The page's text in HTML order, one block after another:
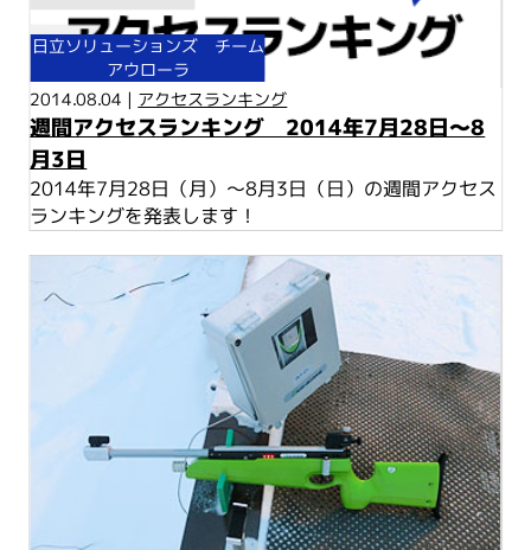
日立ソリューションズ チーム
アウローラ
2014.08.04 | アクセスランキング
週間アクセスランキング 2014年7月28日～8
月3日
2014年7月28日（月）～8月3日（日）の週間アクセス
ランキングを発表します！